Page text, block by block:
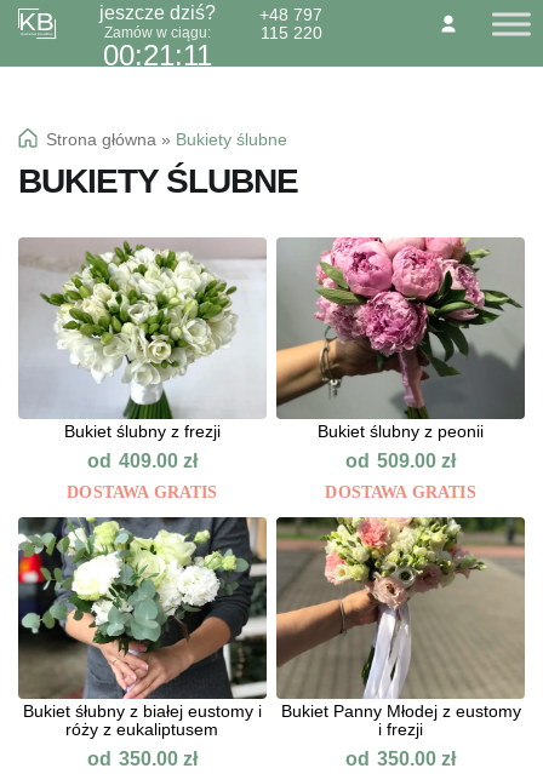
O NAS KONTAKTBLOG
Przejdź
do
Przejdź
do
jeszcze dziś?
Zamów w ciągu:
00:21:11
+48 797
115 220
Dzień Babci 21.01
Kwiaty
Kolorowa gipsówka
Wiązanki pogrzebowe
Strona główna » Bukiety ślubne
BUKIETY ŚLUBNE
Bukiet ślubny z frezji
od 409.00 zł
DOSTAWA GRATIS
Bukiet ślubny z peonii
od 509.00zł
DOSTAWA GRATIS
Bukiet śłubny z białej eustomy i
róży z eukaliptusem
od 350.00 zł
Bukiet Panny Młodej z eustomy
i frezji
od 350.00zł